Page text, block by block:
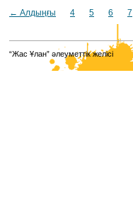
← Алдыңғы 4 5 6 7
“Жас Ұлан” әлеуметтік желісі